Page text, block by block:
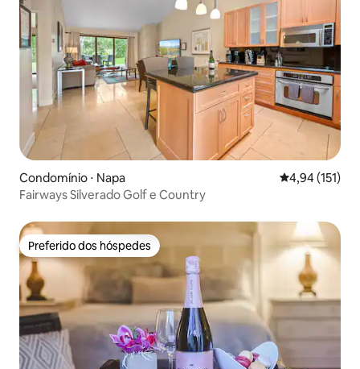
Condomínio ⋅ Napa 4,94 de uma
4,94 (151)
Fairways Silverado Golf e Country
Preferido dos hóspedes
Preferido dos hóspedes